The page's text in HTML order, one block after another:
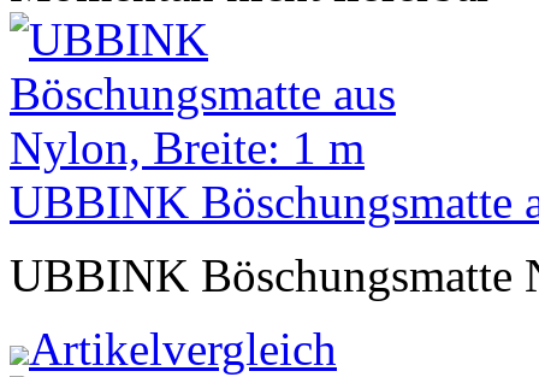
UBBINK Böschungsmatte
UBBINK Böschungsmatte
Artikelvergleich